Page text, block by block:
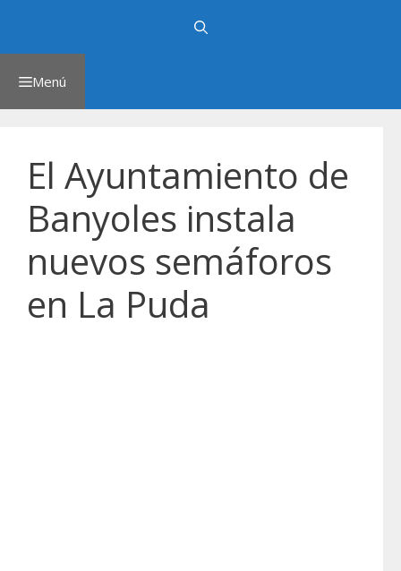
contenido
Menú
El Ayuntamiento de
Banyoles instala
nuevos semáforos
en La Puda